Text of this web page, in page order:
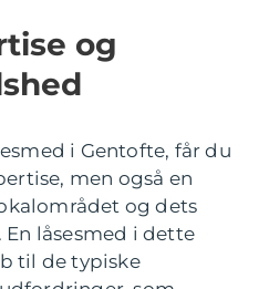
og
i Gentofte, får du
men også en
og dets
låsesmed i dette
til de typiske